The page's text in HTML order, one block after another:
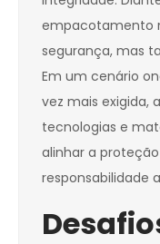
empacotamento
segurança, mas
Em um cenário
vez mais exigida,
tecnologias e
alinhar a
responsabilidade